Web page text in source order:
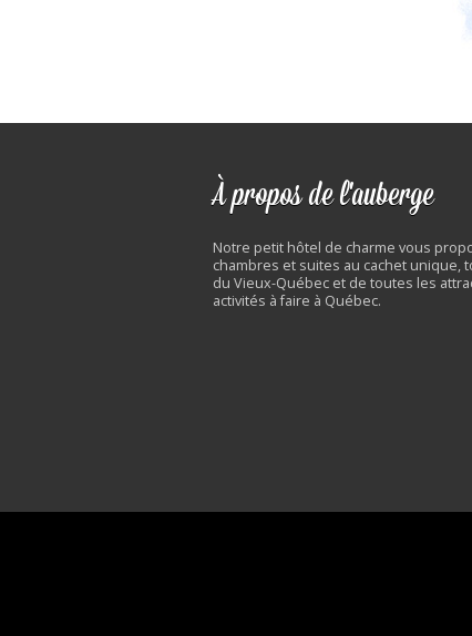
À propos de l'auberge
Notre petit hôtel de charme vous
chambres et suites au cachet unique,
du Vieux-Québec et de toutes les
activités à faire à Québec.